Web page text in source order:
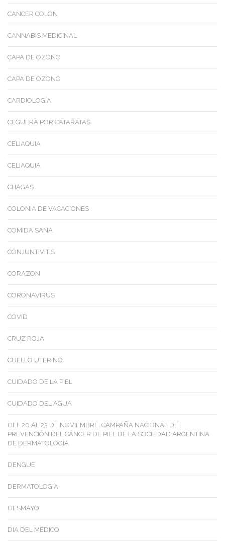
CANCER COLON
CANNABIS MEDICINAL
CAPA DE OZONO
CAPA DE OZONO
CARDIOLOGÍA
CEGUERA POR CATARATAS
CELIAQUIA
CELIAQUIA
CHAGAS
COLONIA DE VACACIONES
COMIDA SANA
CONJUNTIVITIS
CORAZON
CORONAVIRUS
COVID
CRUZ ROJA
CUELLO UTERINO
CUIDADO DE LA PIEL
CUIDADO DEL AGUA
DEL 20 AL 23 DE NOVIEMBRE: CAMPAÑA NACIONAL DE
PREVENCIÓN DEL CÁNCER DE PIEL DE LA SOCIEDAD ARGENTINA
DE DERMATOLOGÍA
DENGUE
DERMATOLOGIA
DESMAYO
DIA DEL MÉDICO